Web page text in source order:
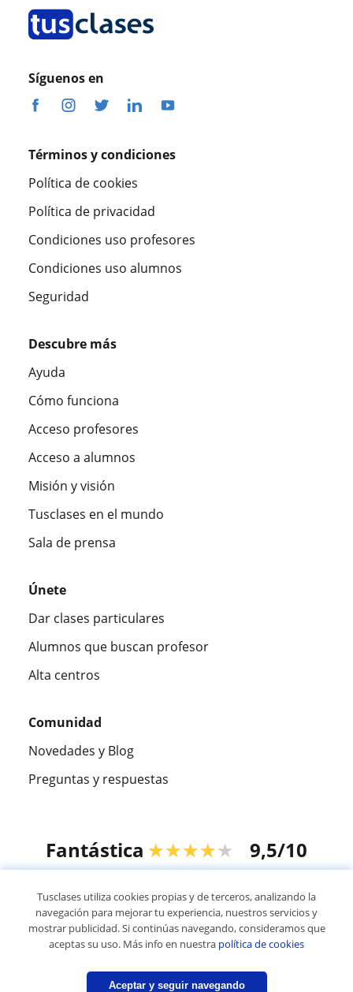
Síguenos en
Términos y condiciones
Política de cookies
Política de privacidad
Condiciones uso profesores
Condiciones uso alumnos
Seguridad
Descubre más
Ayuda
Cómo funciona
Acceso profesores
Acceso a alumnos
Misión y visión
Tusclases en el mundo
Sala de prensa
Únete
Dar clases particulares
Alumnos que buscan profesor
Alta centros
Comunidad
Novedades y Blog
Preguntas y respuestas
Fantástica ★★★★★ 9,5/10
© 2007 - 2026 Tusclases.pe
Mapa web:Profesores particulares
Tusclases utiliza cookies propias y de terceros, analizando la
navegación para mejorar tu experiencia, nuestros servicios y
mostrar publicidad. Si continúas navegando, consideramos que
aceptas su uso. Más info en nuestra política de cookies
Aceptar y seguir navegando